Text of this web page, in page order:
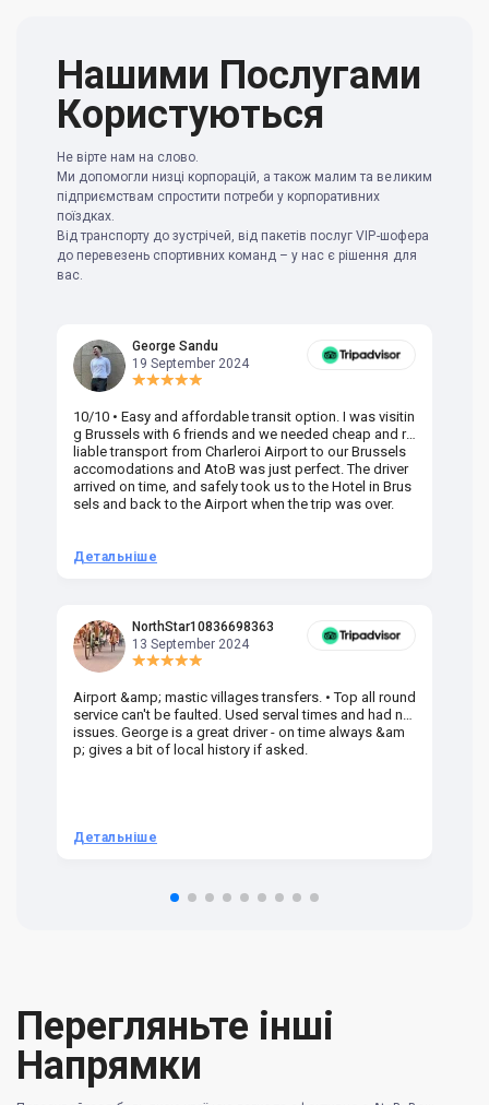
Нашими Послугами
Користуються
Не вірте нам на слово.
Ми допомогли низці корпорацій, а також малим та великим
підприємствам спростити потреби у корпоративних
поїздках.
Від транспорту до зустрічей, від пакетів послуг VIP-шофера
до перевезень спортивних команд – у нас є рішення для
вас.
George Sandu
19 September 2024
10/10 • Easy and affordable transit option. I was visitin
g Brussels with 6 friends and we needed cheap and re
liable transport from Charleroi Airport to our Brussels
accomodations and AtoB was just perfect. The driver
arrived on time, and safely took us to the Hotel in Brus
sels and back to the Airport when the trip was over.
Детальніше
NorthStar10836698363
13 September 2024
Airport &amp; mastic villages transfers. • Top all round
service can't be faulted. Used serval times and had no
issues. George is a great driver - on time always &am
p; gives a bit of local history if asked.
Детальніше
Перегляньте інші
Напрямки